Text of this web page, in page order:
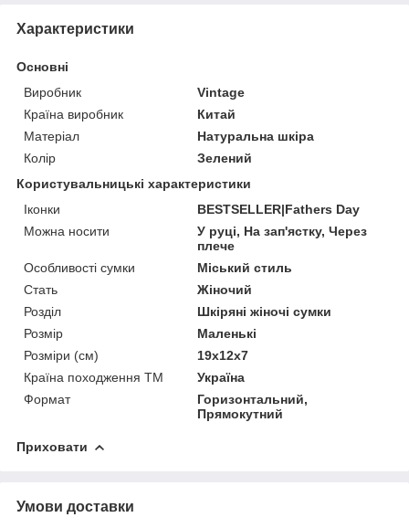
Характеристики
Основні
Виробник
Vintage
Країна виробник
Китай
Матеріал
Натуральна шкіра
Колір
Зелений
Користувальницькі характеристики
Іконки
BESTSELLER|Fathers Day
Можна носити
У руці, На зап'ястку, Через
плече
Особливості сумки
Міський стиль
Стать
Жіночий
Розділ
Шкіряні жіночі сумки
Розмір
Маленькі
Розміри (см)
19х12х7
Країна походження ТМ
Україна
Формат
Горизонтальний,
Прямокутний
Приховати
Умови доставки